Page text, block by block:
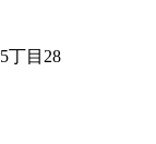
丁目28